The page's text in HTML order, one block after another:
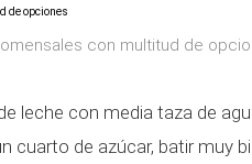
con multitud de
leche con media taza de
cuarto de azúcar, batir muy